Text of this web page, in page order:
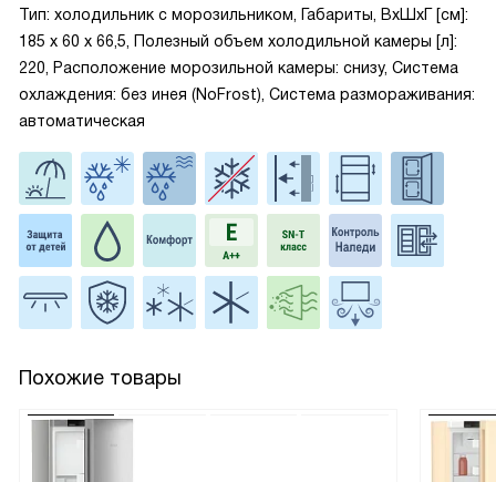
Тип: холодильник с морозильником, Габариты, ВxШxГ [см]:
185 х 60 х 66,5, Полезный объем холодильной камеры [л]:
220, Расположение морозильной камеры: снизу, Система
охлаждения: без инея (NoFrost), Система размораживания:
автоматическая
Похожие товары